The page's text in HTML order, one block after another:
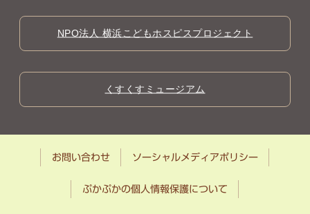
NPO法人 横浜こどもホスピスプロジェクト
くすくすミュージアム
お問い合わせ ソーシャルメディアポリシー
ぷかぷかの個人情報保護について